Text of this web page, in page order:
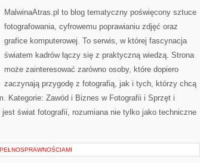
MalwinaAtras.pl to blog tematyczny poświęcony sztuce
fotografowania, cyfrowemu poprawianiu zdjęć oraz
grafice komputerowej. To serwis, w której fascynacja
światem kadrów łączy się z praktyczną wiedzą. Strona
może zainteresować zarówno osoby, które dopiero
zaczynają przygodę z fotografią, jak i tych, którzy chcą
Kategorie: Zawód i Biznes w Fotografii i Sprzęt i
świat fotografii, rozumiana nie tylko jako techniczne